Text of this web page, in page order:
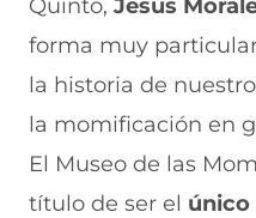
Quinto, Jesús
forma muy
la historia de
la momificación en
El Museo de las
título de ser el único